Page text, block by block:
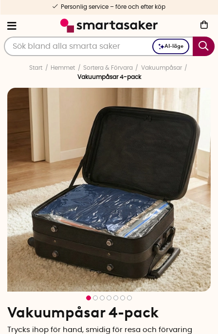
AI-läge
Personlig service – före och efter köp
Start Hemmet Sortera & Förvara
Vakuumpåsar
Vakuumpåsar 4-pack
Vakuumpåsar 4-pack
Trycks ihop för hand, smidig för resa och förvaring